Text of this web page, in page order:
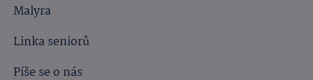
Malyra
Linka seniorů
Píše se o nás